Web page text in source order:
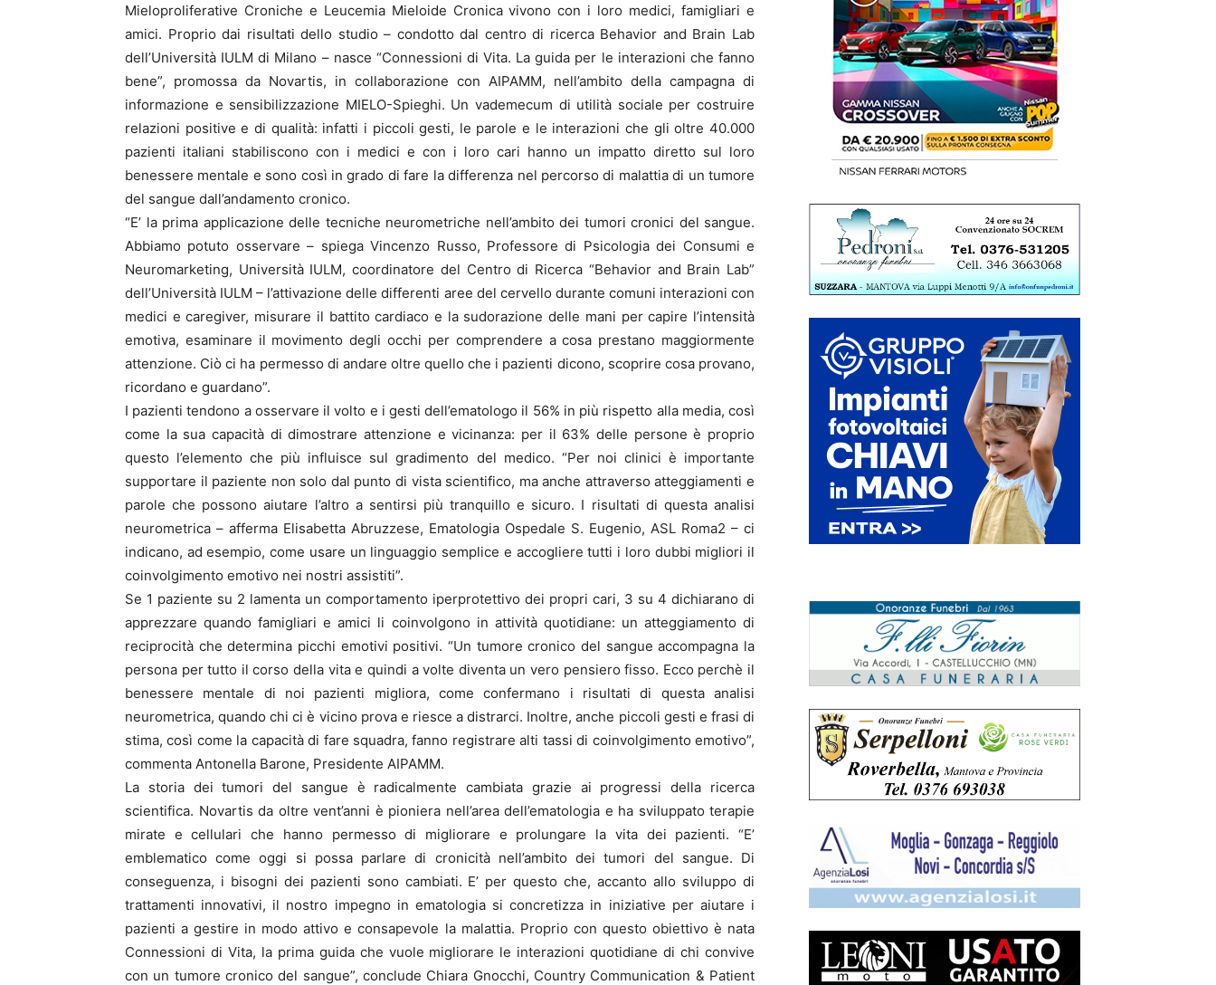
Mieloproliferative Croniche e Leucemia Mieloide Cronica vivono con i loro medici, famigliari e
amici. Proprio dai risultati dello studio – condotto dal centro di ricerca Behavior and Brain Lab
dell’Università IULM di Milano – nasce “Connessioni di Vita. La guida per le interazioni che fanno
bene”, promossa da Novartis, in collaborazione con AIPAMM, nell’ambito della campagna di
informazione e sensibilizzazione MIELO-Spieghi. Un vademecum di utilità sociale per costruire
relazioni positive e di qualità: infatti i piccoli gesti, le parole e le interazioni che gli oltre 40.000
pazienti italiani stabiliscono con i medici e con i loro cari hanno un impatto diretto sul loro
benessere mentale e sono così in grado di fare la differenza nel percorso di malattia di un tumore
del sangue dall’andamento cronico.
“E’ la prima applicazione delle tecniche neurometriche nell’ambito dei tumori cronici del sangue.
Abbiamo potuto osservare – spiega Vincenzo Russo, Professore di Psicologia dei Consumi e
Neuromarketing, Università IULM, coordinatore del Centro di Ricerca “Behavior and Brain Lab”
dell’Università IULM – l’attivazione delle differenti aree del cervello durante comuni interazioni con
medici e caregiver, misurare il battito cardiaco e la sudorazione delle mani per capire l’intensità
emotiva, esaminare il movimento degli occhi per comprendere a cosa prestano maggiormente
attenzione. Ciò ci ha permesso di andare oltre quello che i pazienti dicono, scoprire cosa provano,
ricordano e guardano”.
I pazienti tendono a osservare il volto e i gesti dell’ematologo il 56% in più rispetto alla media, così
come la sua capacità di dimostrare attenzione e vicinanza: per il 63% delle persone è proprio
questo l’elemento che più influisce sul gradimento del medico. “Per noi clinici è importante
supportare il paziente non solo dal punto di vista scientifico, ma anche attraverso atteggiamenti e
parole che possono aiutare l’altro a sentirsi più tranquillo e sicuro. I risultati di questa analisi
neurometrica – afferma Elisabetta Abruzzese, Ematologia Ospedale S. Eugenio, ASL Roma2 – ci
indicano, ad esempio, come usare un linguaggio semplice e accogliere tutti i loro dubbi migliori il
coinvolgimento emotivo nei nostri assistiti”.
Se 1 paziente su 2 lamenta un comportamento iperprotettivo dei propri cari, 3 su 4 dichiarano di
apprezzare quando famigliari e amici li coinvolgono in attività quotidiane: un atteggiamento di
reciprocità che determina picchi emotivi positivi. “Un tumore cronico del sangue accompagna la
persona per tutto il corso della vita e quindi a volte diventa un vero pensiero fisso. Ecco perchè il
benessere mentale di noi pazienti migliora, come confermano i risultati di questa analisi
neurometrica, quando chi ci è vicino prova e riesce a distrarci. Inoltre, anche piccoli gesti e frasi di
stima, così come la capacità di fare squadra, fanno registrare alti tassi di coinvolgimento emotivo”,
commenta Antonella Barone, Presidente AIPAMM.
La storia dei tumori del sangue è radicalmente cambiata grazie ai progressi della ricerca
scientifica. Novartis da oltre vent’anni è pioniera nell’area dell’ematologia e ha sviluppato terapie
mirate e cellulari che hanno permesso di migliorare e prolungare la vita dei pazienti. “E’
emblematico come oggi si possa parlare di cronicità nell’ambito dei tumori del sangue. Di
conseguenza, i bisogni dei pazienti sono cambiati. E’ per questo che, accanto allo sviluppo di
trattamenti innovativi, il nostro impegno in ematologia si concretizza in iniziative per aiutare i
pazienti a gestire in modo attivo e consapevole la malattia. Proprio con questo obiettivo è nata
Connessioni di Vita, la prima guida che vuole migliorare le interazioni quotidiane di chi convive
con un tumore cronico del sangue”, conclude Chiara Gnocchi, Country Communication & Patient